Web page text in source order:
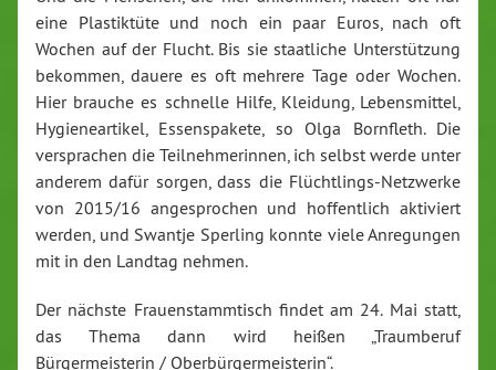
eine Plastiktüte und noch ein paar Euros, nach oft
Wochen auf der Flucht. Bis sie staatliche Unterstützung
bekommen, dauere es oft mehrere Tage oder Wochen.
Hier brauche es schnelle Hilfe, Kleidung, Lebensmittel,
Hygieneartikel, Essenspakete, so Olga Bornfleth. Die
versprachen die Teilnehmerinnen, ich selbst werde unter
anderem dafür sorgen, dass die Flüchtlings-Netzwerke
von 2015/16 angesprochen und hoffentlich aktiviert
werden, und Swantje Sperling konnte viele Anregungen
mit in den Landtag nehmen.
Der nächste Frauenstammtisch findet am 24. Mai statt,
das Thema dann wird heißen „Traumberuf
Bürgermeisterin / Oberbürgermeisterin“.